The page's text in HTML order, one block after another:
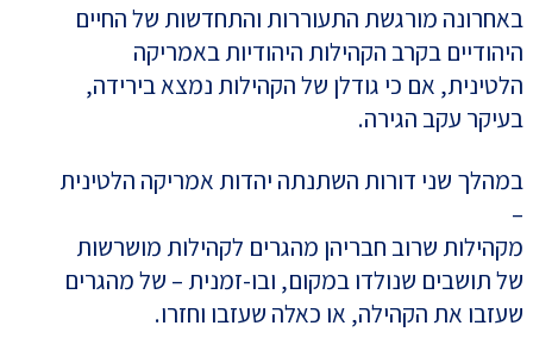
באחרונה מורגשת התעוררות והתחדשות של החיים
היהודיים בקרב הקהילות היהודיות באמריקה
הלטינית, אם כי גודלן של הקהילות נמצא בירידה,
בעיקר עקב הגירה.
במהלך שני דורות השתנתה יהדות אמריקה הלטינית
–
מקהילות שרוב חבריהן מהגרים לקהילות מושרשות
של תושבים שנולדו במקום, ובו-זמנית – של מהגרים
שעזבו את הקהילה, או כאלה שעזבו וחזרו.